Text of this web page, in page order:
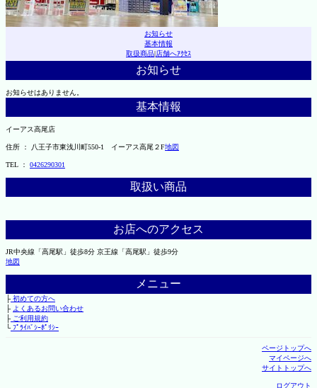
お知らせ
基本情報
取扱商品|店舗へｱｸｾｽ
お知らせ
お知らせはありません。
基本情報
イーアス高尾店
住所 ： 八王子市東浅川町550-1 イーアス高尾２F地図
TEL ： 0426290301
取扱い商品
お店へのアクセス
JR中央線「高尾駅」徒歩8分 京王線「高尾駅」徒歩9分
地図
メニュー
├初めての方へ
├ よくあるお問い合わせ
├ご利用規約
└ﾌﾟﾗｲﾊﾞｼｰﾎﾟﾘｼｰ
ページトップへ
マイページへ
サイトトップへ
ログアウト